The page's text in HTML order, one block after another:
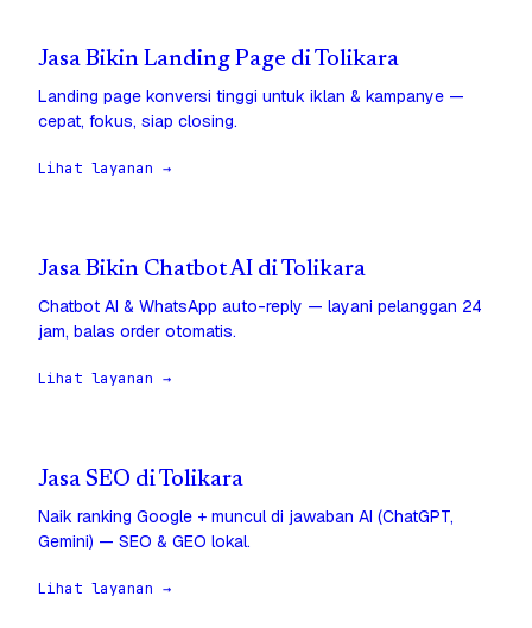
Jasa Bikin Landing Page di Tolikara
Landing page konversi tinggi untuk iklan & kampanye —
cepat, fokus, siap closing.
Lihat layanan →
Jasa Bikin Chatbot AI di Tolikara
Chatbot AI & WhatsApp auto-reply — layani pelanggan 24
jam, balas order otomatis.
Lihat layanan →
Jasa SEO di Tolikara
Naik ranking Google + muncul di jawaban AI (ChatGPT,
Gemini) — SEO & GEO lokal.
Lihat layanan →